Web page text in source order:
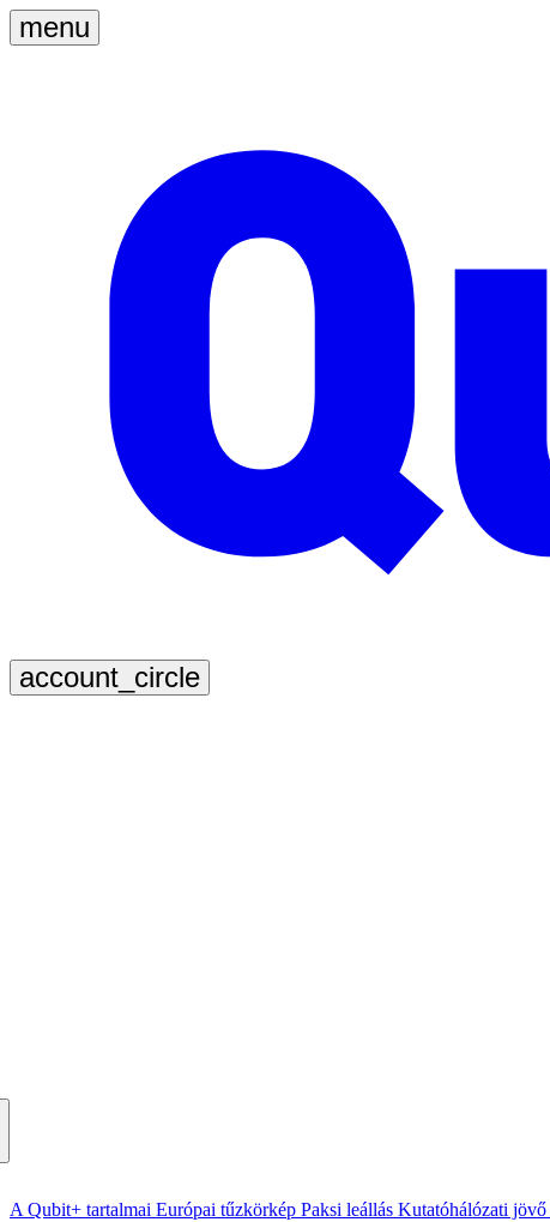
A Qubit+ tartalmai Európai tűzkörkép Paksi leállás Kutatóhálózati jövő